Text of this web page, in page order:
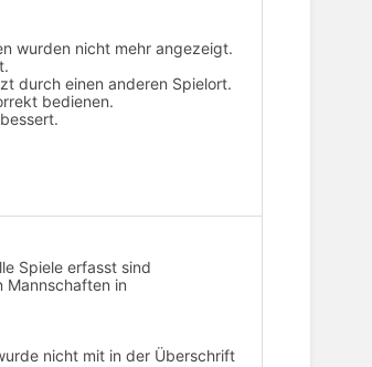
wurden nicht mehr angezeigt.
durch einen anderen Spielort.
bedienen.
Spiele erfasst sind
Mannschaften in
nicht mit in der Überschrift